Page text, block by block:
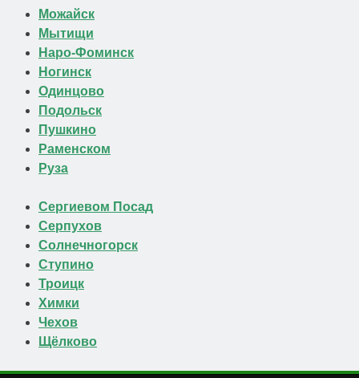
Можайск
Мытищи
Наро-Фоминск
Ногинск
Одинцово
Подольск
Пушкино
Раменском
Руза
Сергиевом Посад
Серпухов
Солнечногорск
Ступино
Троицк
Химки
Чехов
Щёлково